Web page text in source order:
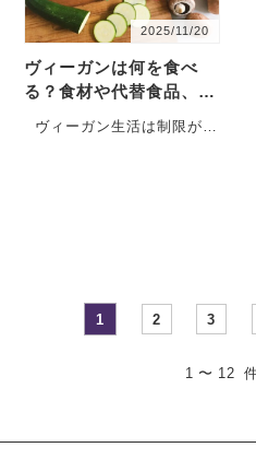
2025/11/20
ヴィーガンは何を食べ
る？食材や代替食品、調
味料の種類を解説
ヴィーガン生活は制限が多
1 2 3
1 〜 12